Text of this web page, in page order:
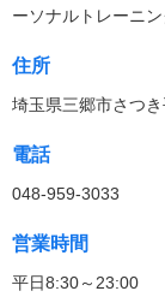
ーソナルトレーニ
住所
埼玉県三郷市さつ
電話
048-959-3033
営業時間
平日8:30～23:00